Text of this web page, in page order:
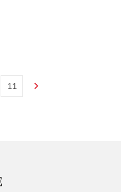
11
KONTAKTINFORMASJON